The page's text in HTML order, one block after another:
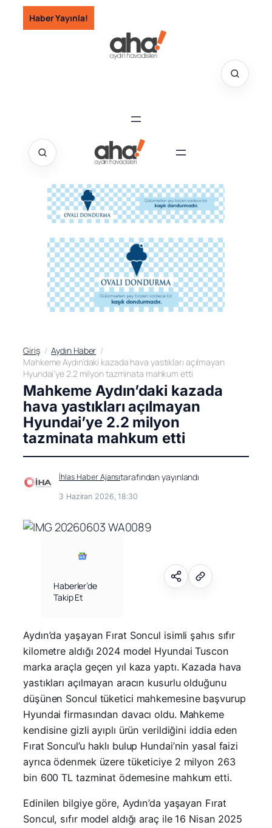
İçeriğe
geç
Haber Yayınla!
Giriş
Aydın Haber
Mahkeme Aydın’daki kazada hava yastıkları açılmayan
Hyundai’ye 2.2 milyon tazminata mahkum etti
Mahkeme Aydın’daki kazada
hava yastıkları açılmayan
Hyundai’ye 2.2 milyon
tazminata mahkum etti
İhlas Haber Ajansıtarafından yayınlandı
3 Haziran 2026, 18:30
Haberler’de
Takip Et
Aydın’da yaşayan Fırat Soncul isimli şahıs sıfır
kilometre aldığı 2024 model Hyundai Tuscon
marka araçla geçen yıl kaza yaptı. Kazada hava
yastıkları açılmayan aracın kusurlu olduğunu
düşünen Soncul tüketici mahkemesine başvurup
Hyundai firmasından davacı oldu. Mahkeme
kendisine gizli ayıplı ürün verildiğini iddia eden
Fırat Soncul’u haklı bulup Hundai’nin yasal faizi
ayrıca ödenmek üzere tüketiciye 2 milyon 263
bin 600 TL tazminat ödemesine mahkum etti.
Edinilen bilgiye göre, Aydın’da yaşayan Fırat
Soncul, sıfır model aldığı araç ile 16 Nisan 2025